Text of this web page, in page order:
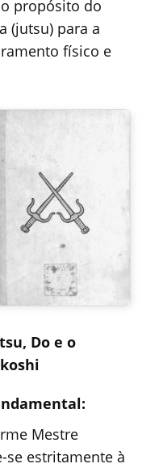
propósito do
(jutsu) para a
físico e
Do e o
Mestre
se estritamente à